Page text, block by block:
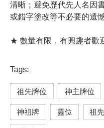
清晰；避免歷代先人名因
或錯字塗改等不必要的遺憾
★ 數量有限，有興趣者歡
Tags:
祖先牌位 神主牌位
神祖牌 靈位 祖